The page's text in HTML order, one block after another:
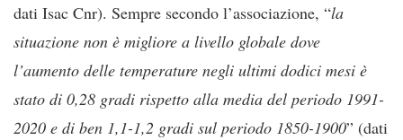
dati Isac Cnr). Sempre secondo l’associazione, “la
situazione non è migliore a livello globale dove
l’aumento delle temperature negli ultimi dodici mesi è
stato di 0,28 gradi rispetto alla media del periodo 1991-
2020 e di ben 1,1-1,2 gradi sul periodo 1850-1900” (dati